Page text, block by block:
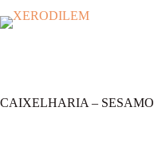
CAIXELHARIA – SESAMO